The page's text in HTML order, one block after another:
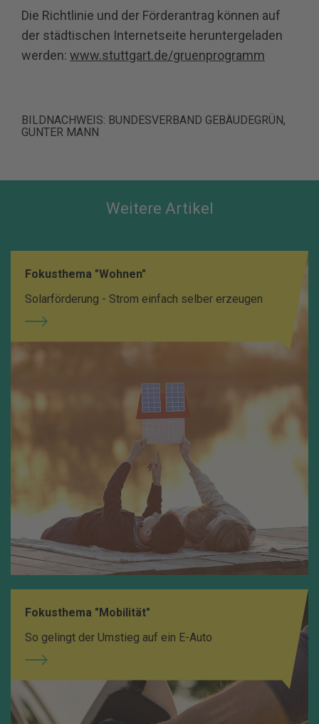
Die Richtlinie und der Förderantrag können auf
der städtischen Internetseite heruntergeladen
werden: www.stuttgart.de/gruenprogramm
BILDNACHWEIS: BUNDESVERBAND GEBÄUDEGRÜN,
GUNTER MANN
Weitere Artikel
Fokusthema "Wohnen"
Solarförderung - Strom einfach selber erzeugen
Fokusthema "Mobilität"
So gelingt der Umstieg auf ein E-Auto